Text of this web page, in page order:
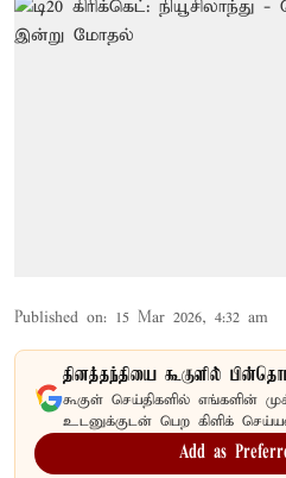
Published on: 15 Mar 2026, 4:32 am
தினத்தந்தியை கூகுளில்
கூகுள் செய்திகளில் எங்களின்
உடனுக்குடன் பெற கிளிக்
Add as